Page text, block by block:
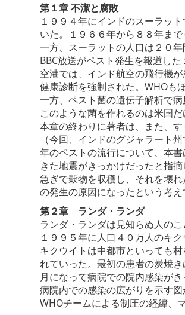
第１章 不潔と腐敗
１９９４年にインドのスーラッ
いた。１９６６年から８８年ま
一方、スーラットの人口は２０
BBC放送がペスト発生を報道し
空港では、インド航空の飛行機
健康診断を強制された。WHOも
一方、ペスト菌の遺伝子解析で
このような菌を作れるのは米国
本章の終わりに著者は、また、
（今回、インドのグジャラート
年のペストの流行について、本
きた地震がきっかけだったと指
急ぎで穀物を収穫し、それを壊
の発生の原因になったという考え
第２章 ランダ・ランダ
ランダ・ランダは見知らぬ人の
１９９５年に人口４０万人のキ
キクウイトは中都市といっても
れていった。最初の患者の炭焼
月になって病院での院内感染が
病院内での感染の広がりを示す
WHOチームによる制圧の経緯、